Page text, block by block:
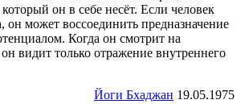
он в себе несёт. Если человек
он может воссоединить предназначение
Когда он смотрит на
видит только отражение внутреннего
Йоги Бхаджан 19.05.1975